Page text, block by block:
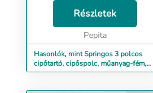
Viszonylag kis helyen tárolhatja a
cipőket, ruhákat. A polc stabil
Részletek
Pepita
Hasonlók, mint Springos 3 polcos
cipőtartó, cipőspolc, műanyag-fém,
szürke